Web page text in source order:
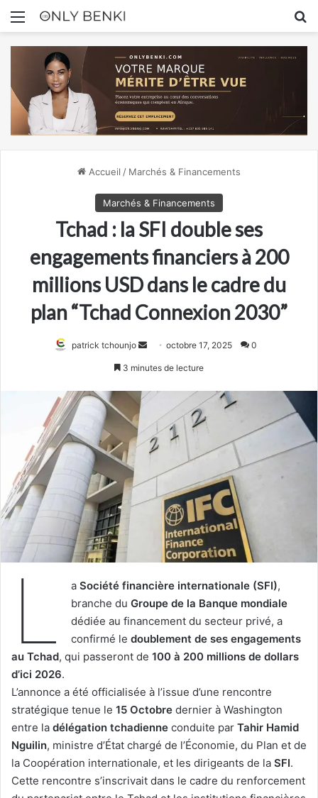
Menu
Accueil / Marchés & Financements
Marchés & Financements
Tchad : la SFI double ses
engagements financiers à 200
millions USD dans le cadre du
plan “Tchad Connexion 2030”
patrick tchounjo
Envoyeroctobre 17, 2025 0
3 minutes de lecture
L a Société financière internationale (SFI),
branche du Groupe de la Banque mondiale
dédiée au financement du secteur privé, a
confirmé le doublement de ses engagements
au Tchad, qui passeront de 100 à 200 millions de dollars
d’ici 2026.
L’annonce a été officialisée à l’issue d’une rencontre
stratégique tenue le 15 Octobre dernier à Washington
entre la délégation tchadienne conduite par Tahir Hamid
Nguilin, ministre d’État chargé de l’Économie, du Plan et de
la Coopération internationale, et les dirigeants de la SFI.
Cette rencontre s’inscrivait dans le cadre du renforcement